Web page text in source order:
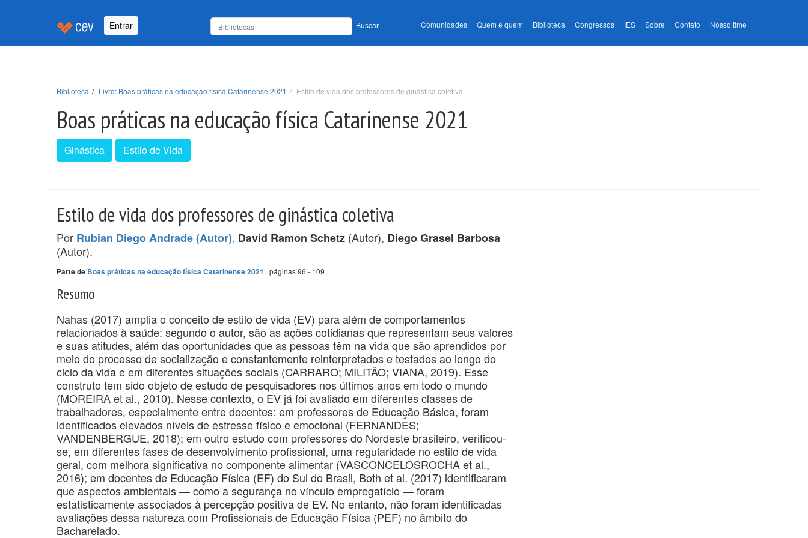
Entrar Buscar Comunidades Quem é quem Biblioteca Congressos IES Sobre Contato Nosso time
Biblioteca Livro: Boas práticas na educação física Catarinense 2021 Estilo de vida dos professores de ginástica coletiva
Boas práticas na educação física Catarinense 2021
Ginástica Estilo de Vida
Estilo de vida dos professores de ginástica coletiva
Por Rubian Diego Andrade (Autor), David Ramon Schetz (Autor), Diego Grasel Barbosa
(Autor).
Parte de Boas práticas na educação física Catarinense 2021 . páginas 96 - 109
Resumo
Nahas (2017) amplia o conceito de estilo de vida (EV) para além de comportamentos
relacionados à saúde: segundo o autor, são as ações cotidianas que representam seus valores
e suas atitudes, além das oportunidades que as pessoas têm na vida que são aprendidos por
meio do processo de socialização e constantemente reinterpretados e testados ao longo do
ciclo da vida e em diferentes situações sociais (CARRARO; MILITÃO; VIANA, 2019). Esse
construto tem sido objeto de estudo de pesquisadores nos últimos anos em todo o mundo
(MOREIRA et al., 2010). Nesse contexto, o EV já foi avaliado em diferentes classes de
trabalhadores, especialmente entre docentes: em professores de Educação Básica, foram
identificados elevados níveis de estresse físico e emocional (FERNANDES;
VANDENBERGUE, 2018); em outro estudo com professores do Nordeste brasileiro, verificou-
se, em diferentes fases de desenvolvimento profissional, uma regularidade no estilo de vida
geral, com melhora significativa no componente alimentar (VASCONCELOSROCHA et al.,
2016); em docentes de Educação Física (EF) do Sul do Brasil, Both et al. (2017) identificaram
que aspectos ambientais — como a segurança no vínculo empregatício — foram
estatisticamente associados à percepção positiva de EV. No entanto, não foram identificadas
avaliações dessa natureza com Profissionais de Educação Física (PEF) no âmbito do
Bacharelado.